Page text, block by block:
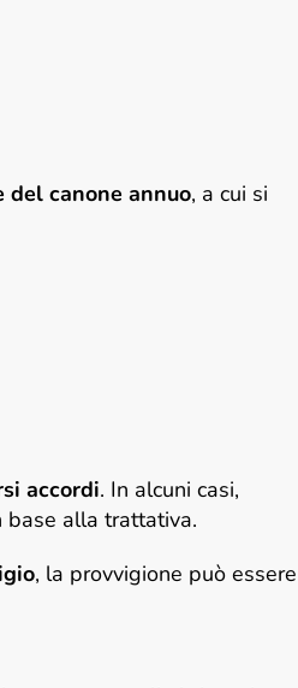
del canone annuo, a cui si
accordi. In alcuni casi,
base alla trattativa.
, la provvigione può essere